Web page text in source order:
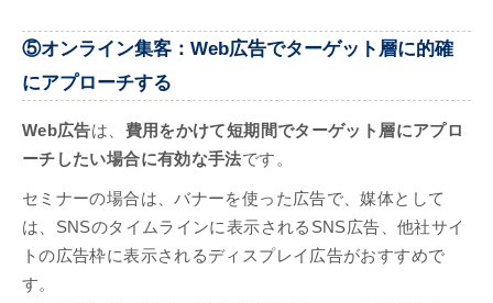
⑤オンライン集客：Web広告でターゲット層に的確
にアプローチする
Web広告は、 費用をかけて短期間でターゲット層にアプロ
ーチしたい場合に有効な手法です。
セミナーの場合は、バナーを使った広告で、媒体として
は、SNSのタイムラインに表示されるSNS広告、他社サイ
トの広告枠に表示されるディスプレイ広告がおすすめで
す。